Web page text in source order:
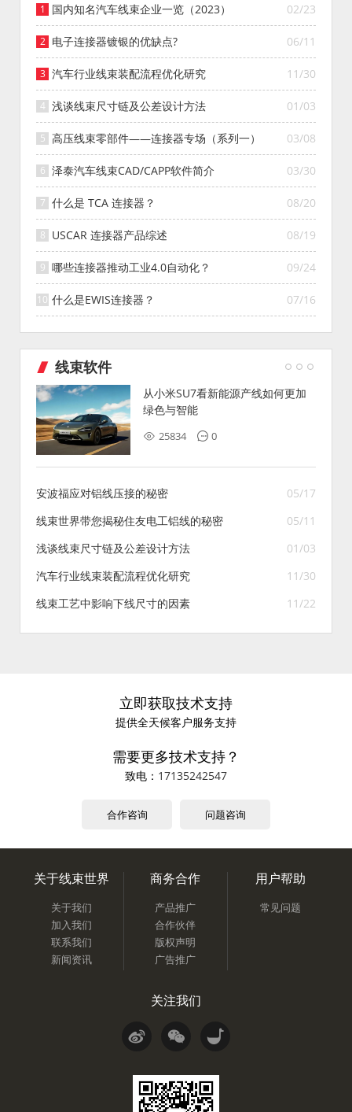
02/23
国内知名汽车线束企业一览（2023）
06/11
电子连接器镀银的优缺点?
11/30
汽车行业线束装配流程优化研究
01/03
浅谈线束尺寸链及公差设计方法
03/08
高压线束零部件——连接器专场（系列一）
03/30
泽泰汽车线束CAD/CAPP软件简介
08/20
什么是 TCA 连接器？
08/19
USCAR 连接器产品综述
09/24
哪些连接器推动工业4.0自动化？
07/16
什么是EWIS连接器？
线束软件
从小米SU7看新能源产线如何更加
绿色与智能
25834 0
05/17
安波福应对铝线压接的秘密
05/11
线束世界带您揭秘住友电工铝线的秘密
01/03
浅谈线束尺寸链及公差设计方法
11/30
汽车行业线束装配流程优化研究
11/22
线束工艺中影响下线尺寸的因素
立即获取技术支持
提供全天候客户服务支持
需要更多技术支持？
致电： 17135242547
合作咨询 问题咨询
关于线束世界
关于我们
加入我们
联系我们
新闻资讯
商务合作
产品推广
合作伙伴
版权声明
广告推广
用户帮助
常见问题
关注我们